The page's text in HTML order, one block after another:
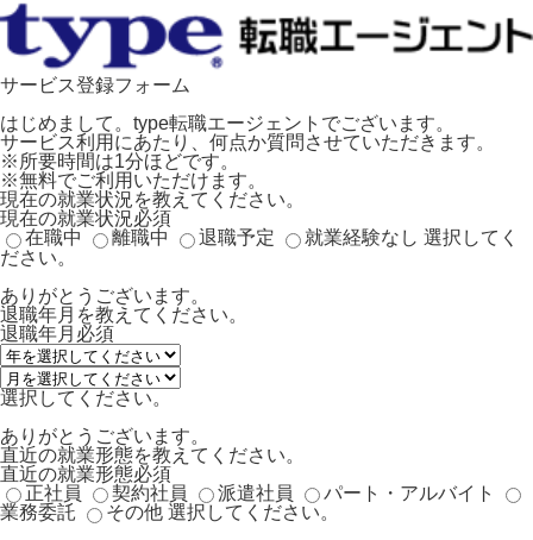
サービス登録フォーム
はじめまして。type転職エージェントでございます。
サービス利用にあたり、何点か質問させていただきます。
※所要時間は1分ほどです。
※無料でご利用いただけます。
現在の就業状況を教えてください。
現在の就業状況必須
在職中
離職中 退職予定 就業経験なし 選択してく
ださい。
ありがとうございます。
退職年月を教えてください。
退職年月 必須
選択してください。
ありがとうございます。
直近の就業形態を教えてください。
直近の就業形態必須
正社員
契約社員 派遣社員
パート・アルバイト
業務委託
その他 選択してください。